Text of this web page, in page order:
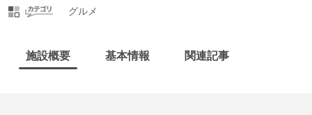
グルメ
施設概要 基本情報 関連記事